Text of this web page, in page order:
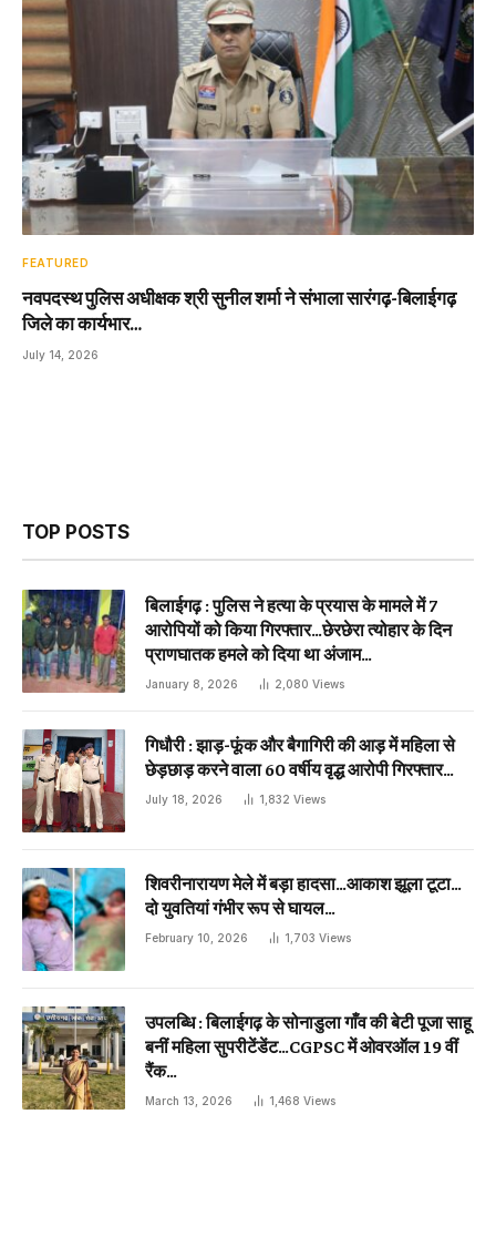
FEATURED
नवपदस्थ पुलिस अधीक्षक श्री सुनील शर्मा ने संभाला सारंगढ़-बिलाईगढ़
जिले का कार्यभार…
July 14, 2026
TOP POSTS
बिलाईगढ़ : पुलिस ने हत्या के प्रयास के मामले में 7
आरोपियों को किया गिरफ्तार…छेरछेरा त्योहार के दिन
प्राणघातक हमले को दिया था अंजाम…
January 8, 2026 2,080 Views
गिधौरी : झाड़-फूंक और बैगागिरी की आड़ में महिला से
छेड़छाड़ करने वाला 60 वर्षीय वृद्ध आरोपी गिरफ्तार…
July 18, 2026 1,832 Views
शिवरीनारायण मेले में बड़ा हादसा…आकाश झूला टूटा…
दो युवतियां गंभीर रूप से घायल…
February 10, 2026 1,703 Views
उपलब्धि : बिलाईगढ़ के सोनाडुला गाँव की बेटी पूजा साहू
बनीं महिला सुपरीटेंडेंट…CGPSC में ओवरऑल 19 वीं
रैंक…
March 13, 2026 1,468 Views